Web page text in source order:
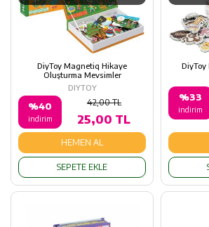
DiyToy Magnetiq Hikaye
Oluşturma Mevsimler
DIYTOY
%40
indirim
42,00 TL
25,00 TL
HEMEN AL
SEPETE EKLE
%33
indirim